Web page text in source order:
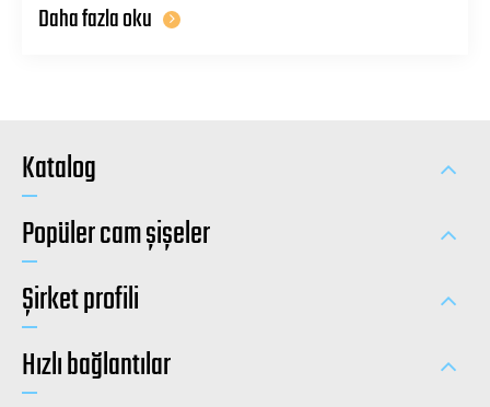
Daha fazla oku
Katalog
Popüler cam şişeler
Şirket profili
Hızlı bağlantılar